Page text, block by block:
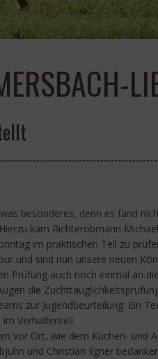
besonderes, denn es fand
kam Richterobmann
im praktischen Teil zu
und sind nun unsere neuen
Prüfung auch noch einmal an
die
zur Jugendbeurteilung. Ein
im Verhaltenteil.
vor Ort, wie dem Küchen-
und Christian Ilgner